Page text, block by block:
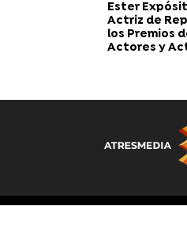
Ester
Actriz de
los Premios
Actores y